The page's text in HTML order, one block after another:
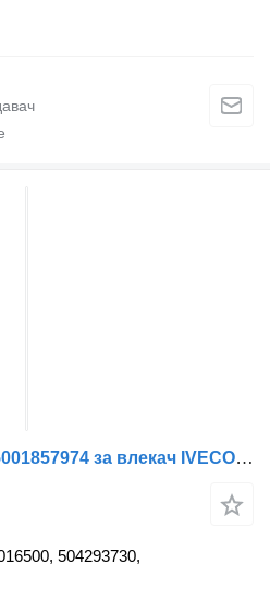
Компресор за въздух 5001857974 за влекач IVECO STRALIS
504293730,